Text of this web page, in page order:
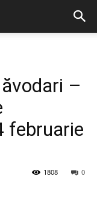
–
februarie
0
1808